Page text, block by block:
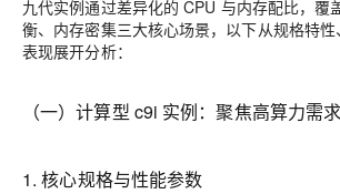
九代实例通过差异化的 CPU 与内存配比，覆
衡、内存密集三大核心场景，以下从规格特
表现展开分析：
（一）计算型 c9i 实例：聚焦高算力需求
1. 核心规格与性能参数